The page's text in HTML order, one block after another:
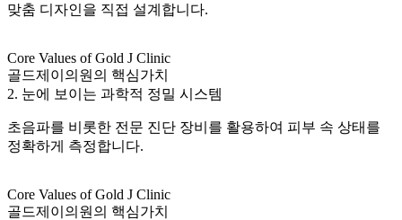
맞춤 디자인을 직접 설계합니다.
Core Values of Gold J Clinic
골드제이의원의 핵심가치
2. 눈에 보이는 과학적 정밀 시스템
초음파를 비롯한 전문 진단 장비를 활용하여 피부 속 상태를
정확하게 측정합니다.
Core Values of Gold J Clinic
골드제이의원의 핵심가치